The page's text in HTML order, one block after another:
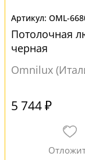
OML-
Потолочная
черная
Omnilux
5 744 ₽